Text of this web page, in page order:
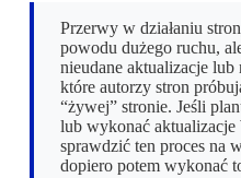
Przerwy w działaniu
powodu dużego ruchu,
nieudane aktualizacje
które autorzy stron
“żywej” stronie. Jeśli
lub wykonać aktualizacje
sprawdzić ten proces na
dopiero potem wykonać